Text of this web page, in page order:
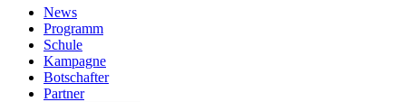
News
Programm
Schule
Kampagne
Botschafter
Partner